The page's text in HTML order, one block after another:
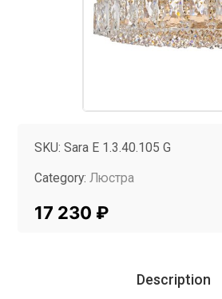
SKU: Sara E 1.3.40.105 G
Category: Люстра
Tag: InMyRoom
17 230 ₽
Description